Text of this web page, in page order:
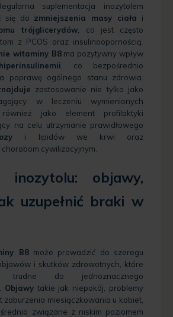
suplementacja inozytolem
się do zmniejszenia masy ciała i
trójglicerydów, co jest często
z PCOS oraz insulinoopornością.
witaminy B8ma pozytywny wpływ
hiperinsulinemii, co bezpośrednio
poprawę ogólnego stanu zdrowia.
zastosowanie nie tylko jako
w leczeniu wymienionych
jako element profilaktyki
na celu utrzymanie prawidłowego
i lipidów we krwi oraz
cywilizacyjnym.
inozytolu: objawy,
uzupełnić braki w
B8może prowadzić do szeregu
i skutków zdrowotnych, które
do jednoznacznego
Objawytakie jak niepokój, problemy
zaburzenia miesiączkowania u kobiet,
związane z niskim poziomem